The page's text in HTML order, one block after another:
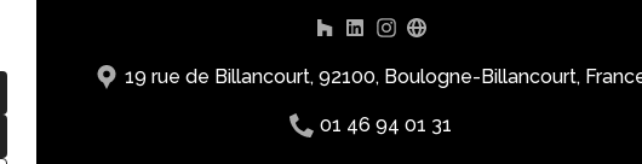
19 rue de Billancourt, 92100, Boulogne-Billancourt,
01 46 94 01 31